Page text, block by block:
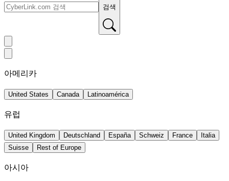
검색
아메리카
United States Canada Latinoamérica
유럽
United Kingdom Deutschland España Schweiz France
Italia
Suisse
Rest of Europe
아시아